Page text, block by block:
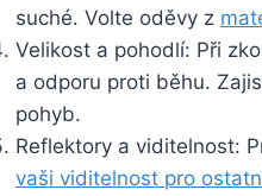
suché. Volte oděvy z
Velikost a pohodlí: Při
a odporu proti běhu.
pohyb.
Reflektory a viditelnost:
vaši viditelnost pro